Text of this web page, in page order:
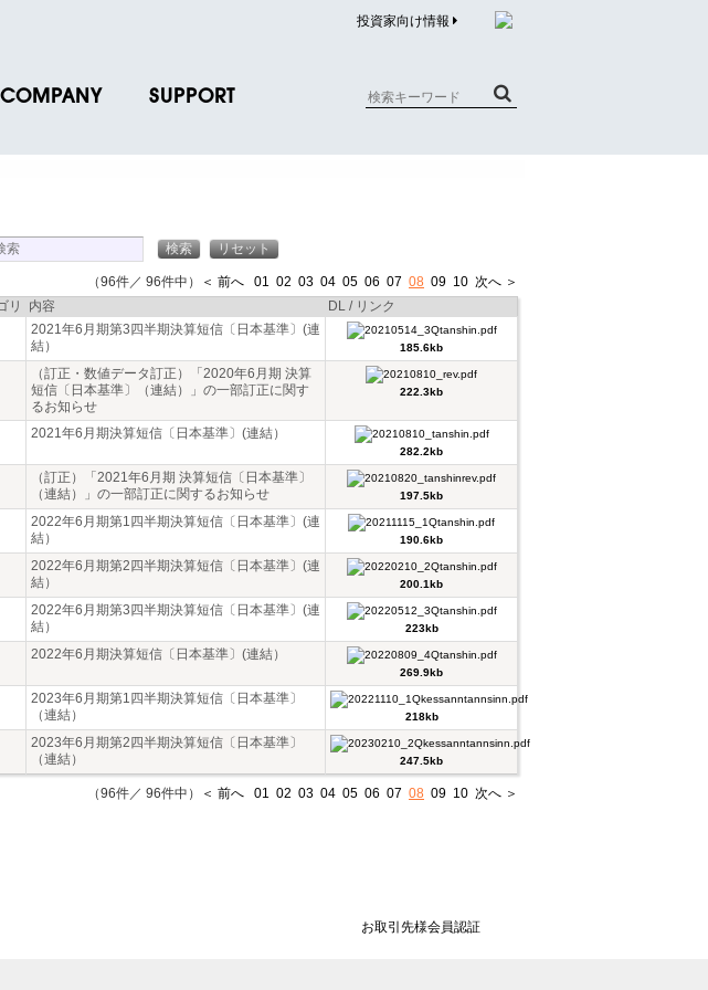
投資家向け情報
COMPANY
貢献活動
SUPPORT
よくあるご質問（企業）
リチウム電池内蔵品回収について
（96件／ 96件中） ＜ 前へ 01 02 03 04 05 06 07 08 09 10 次へ ＞
リ 内容
DL / リンク
2021年6月期第3四半期決算短信〔日本基準〕(連
結）
185.6kb
（訂正・数値データ訂正）「2020年6月期 決算
短信〔日本基準〕（連結）」の一部訂正に関す
るお知らせ
222.3kb
2021年6月期決算短信〔日本基準〕(連結）
282.2kb
（訂正）「2021年6月期 決算短信〔日本基準〕
（連結）」の一部訂正に関するお知らせ
197.5kb
2022年6月期第1四半期決算短信〔日本基準〕(連
結）
190.6kb
2022年6月期第2四半期決算短信〔日本基準〕(連
結）
200.1kb
2022年6月期第3四半期決算短信〔日本基準〕(連
結）
223kb
2022年6月期決算短信〔日本基準〕(連結）
269.9kb
2023年6月期第1四半期決算短信〔日本基準〕
（連結）
218kb
2023年6月期第2四半期決算短信〔日本基準〕
（連結）
247.5kb
（96件／ 96件中） ＜ 前へ 01 02 03 04 05 06 07 08 09 10 次へ ＞
お取引先様会員認証